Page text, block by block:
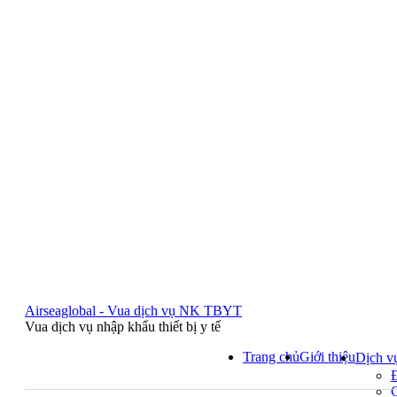
Airseaglobal - Vua dịch vụ NK TBYT
Vua dịch vụ nhập khẩu thiết bị y tế
Trang chủGiới thiệuDịch